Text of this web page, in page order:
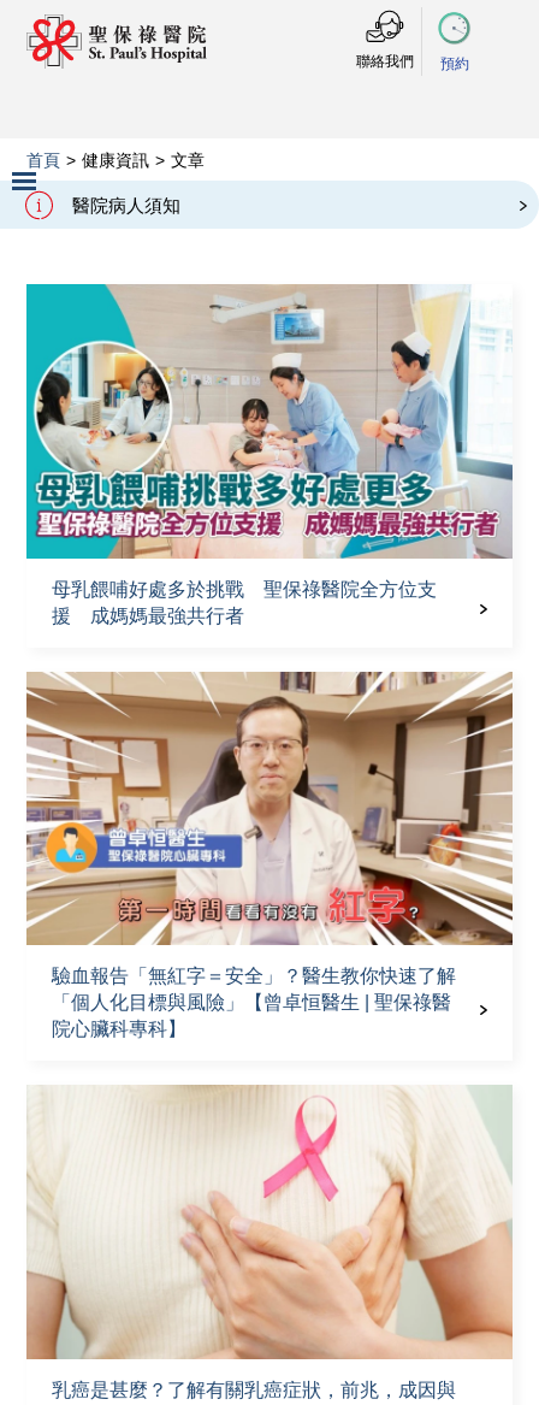
聯絡我們 預約
醫院病人須知
Slide 2 of 3.
首頁 > 健康資訊 > 文章
文章
母乳餵哺好處多於挑戰 聖保祿醫院全方位支
援 成媽媽最強共行者
驗血報告「無紅字＝安全」？醫生教你快速了解
「個人化目標與風險」【曾卓恒醫生 | 聖保祿醫
院心臟科專科】
乳癌是甚麼？了解有關乳癌症狀，前兆，成因與